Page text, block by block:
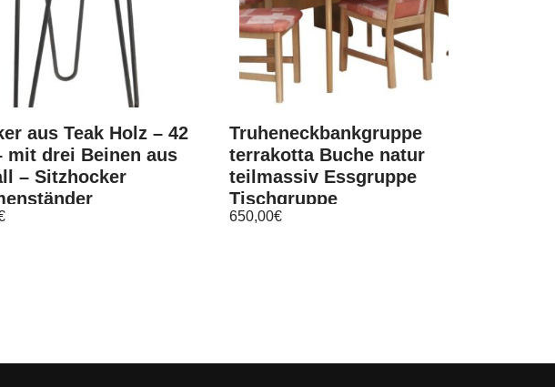
aus Teak Holz – 42
mit drei Beinen aus
– Sitzhocker
Truheneckbankgruppe
terrakotta Buche natur
teilmassiv Essgruppe
Tischgruppe
650,00€